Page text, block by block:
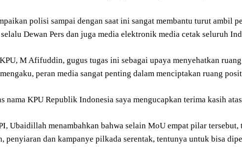
polisi sampai dengan saat ini sangat membantu turut ambil
Dewan Pers dan juga media elektronik media cetak seluruh
M Afifuddin, gugus tugas ini sebagai upaya menyehatkan
peran media sangat penting dalam menciptakan ruang
nama KPU Republik Indonesia saya mengucapkan terima kasih
Ubaidillah menambahkan bahwa selain MoU empat pilar
penyiaran dan kampanye pilkada serentak, tentunya untuk bisa